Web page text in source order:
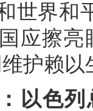
世界和
应擦
护赖
以色